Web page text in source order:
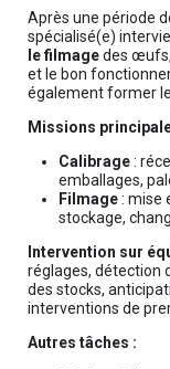
Après une période
spécialisé(e)
le filmagedes œufs,
et le bon
également former
Missions
Calibrage:
emballages,
Filmage: mise
stockage,
Intervention sur
réglages, détection
des stocks,
interventions de
Autres tâches :